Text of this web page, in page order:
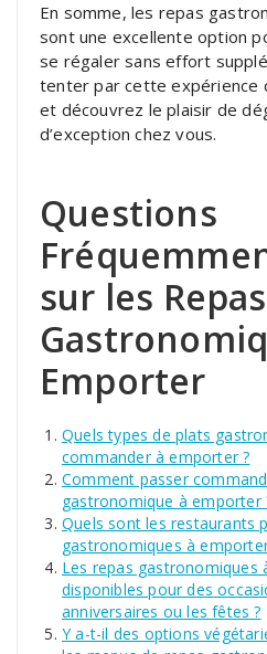
En somme, les repas
sont une excellente option
se régaler sans effort
tenter par cette expérience
et découvrez le plaisir de
d’exception chez vous.
Questions
sur les Repas
Emporter
Quels types de plats
commander à emporter ?
Comment passer
gastronomique à emporter
Quels sont les restaurants
gastronomiques à
Les repas gastronomiques
disponibles pour des
anniversaires ou les fêtes ?
Y a-t-il des options